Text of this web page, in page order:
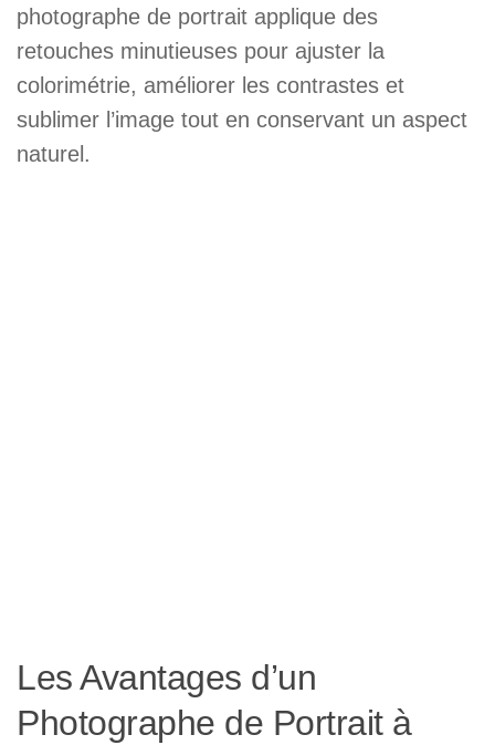
photographe de portrait applique des
retouches minutieuses pour ajuster la
colorimétrie, améliorer les contrastes et
sublimer l’image tout en conservant un aspect
naturel.
Les Avantages d’un
Photographe de Portrait à